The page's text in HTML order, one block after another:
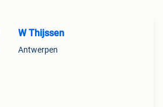
W Thijssen
Antwerpen